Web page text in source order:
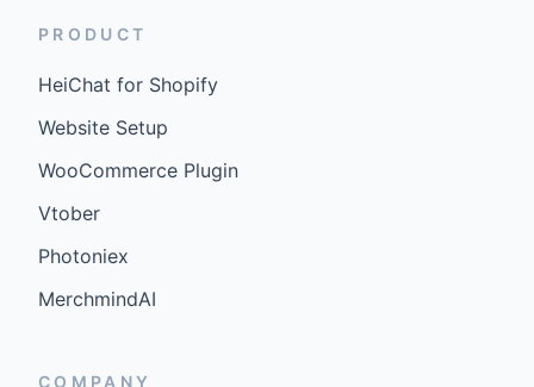
PRODUCT
HeiChat for Shopify
Website Setup
WooCommerce Plugin
Vtober
Photoniex
MerchmindAI
COMPANY